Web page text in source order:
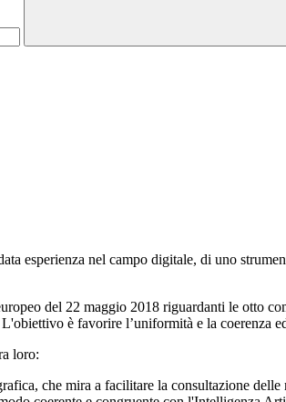
esperienza nel campo digitale, di uno
del 22 maggio 2018 riguardanti le otto
è favorire l’uniformità e la coerenza
loro:
che mira a facilitare la consultazione